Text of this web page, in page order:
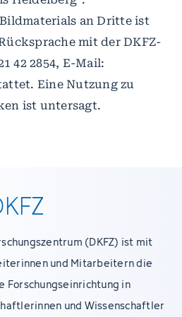
an Dritte ist
mit der DKFZ-
42 2854, E-Mail:
Eine Nutzung zu
ist untersagt.
(DKFZ) ist mit
und Mitarbeitern die
Forschungseinrichtung in
und Wissenschaftler